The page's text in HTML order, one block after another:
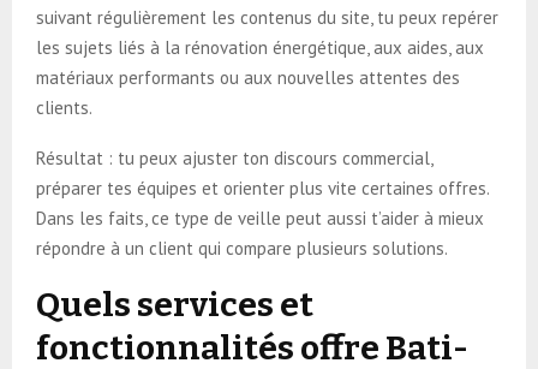
suivant régulièrement les contenus du site, tu peux repérer
les sujets liés à la rénovation énergétique, aux aides, aux
matériaux performants ou aux nouvelles attentes des
clients.
Résultat : tu peux ajuster ton discours commercial,
préparer tes équipes et orienter plus vite certaines offres.
Dans les faits, ce type de veille peut aussi t’aider à mieux
répondre à un client qui compare plusieurs solutions.
Quels services et
fonctionnalités offre Bati-